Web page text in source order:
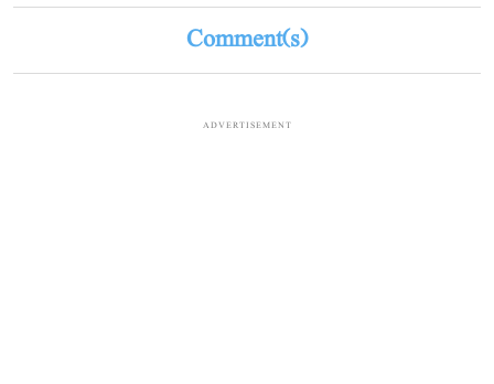
Comment(s)
ADVERTISEMENT